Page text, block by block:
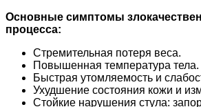
Основные симптомы
процесса:
Стремительная потеря веса.
Повышенная температура тела.
Быстрая утомляемость и
Ухудшение состояния кожи и
Стойкие нарушения стула: